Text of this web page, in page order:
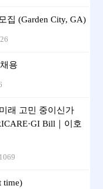
집 (Garden City, GA)
용
래 고민 중이신가
Bill｜이호
time)